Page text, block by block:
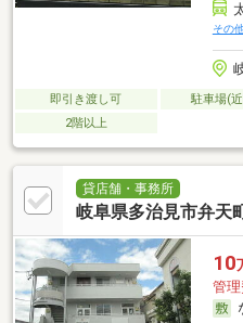
その
即引き渡し可 駐車場(
2階以上
貸店舗・事務所
岐阜県多治見市弁天
10
管